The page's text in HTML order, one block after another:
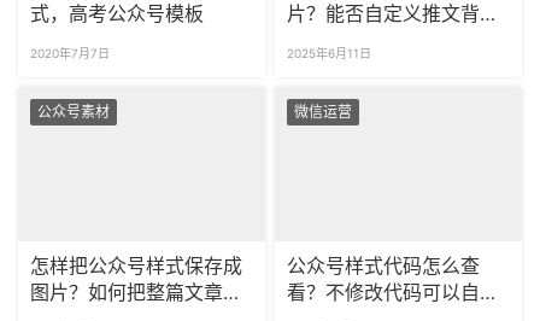
式，高考公众号模板
2020年7月7日
片？能否自定义推文背景
2025年6月11日
公众号素材
怎样把公众号样式保存成
图片？如何把整篇文章一
微信运营
公众号样式代码怎么查
看？不修改代码可以自定